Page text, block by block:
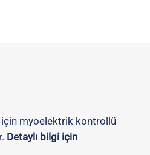
için myoelektrik kontrollü
Detaylı bilgi için